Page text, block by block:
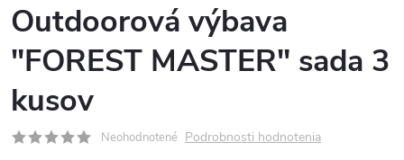
Outdoorová výbava
"FOREST MASTER" sada 3
kusov
Neohodnotené Podrobnosti hodnotenia